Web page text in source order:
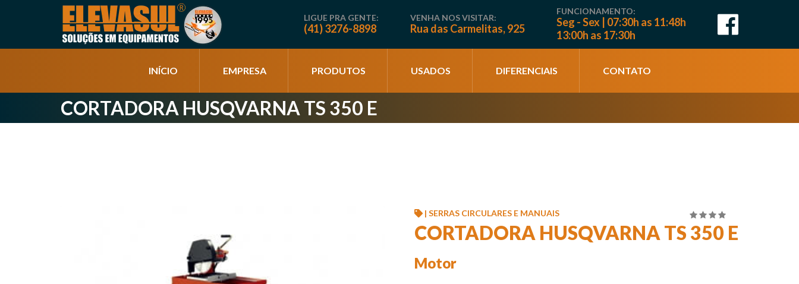
LIGUE PRA GENTE:
(41) 3276-8898
VENHA NOS VISITAR:
Rua das Carmelitas, 925
FUNCIONAMENTO:
Seg - Sex | 07:30h as 11:48h
13:00h as 17:30h
INÍCIO EMPRESA PRODUTOS USADOS DIFERENCIAIS CONTATO
CORTADORA HUSQVARNA TS 350 E
| SERRAS CIRCULARES E MANUAIS
5
CORTADORA HUSQVARNA TS 350 E
Motor